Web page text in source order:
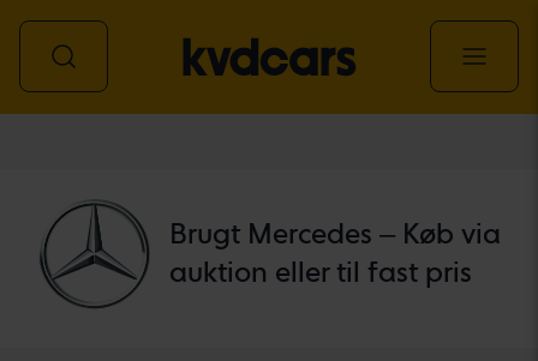
Brugt Mercedes – Køb via
auktion eller til fast pris